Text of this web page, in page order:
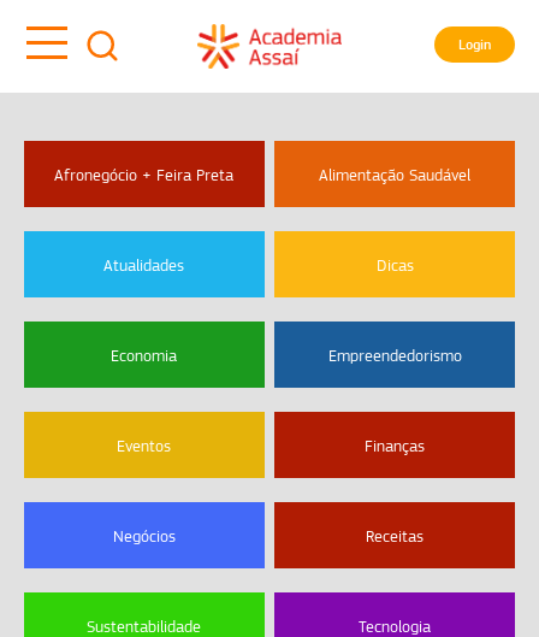
Login
Afronegócio + Feira Preta Alimentação Saudável
Atualidades Dicas
Economia Empreendedorismo
Eventos Finanças
Negócios Receitas
Sustentabilidade Tecnologia